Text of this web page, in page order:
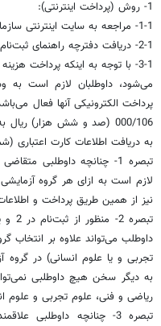
1- روش (پرداخت اینترنتی):
1-1- مراجعه به سایت اینترنتی سازمان به نشانی: www.sanjesh.org
2-1- دریافت دفترچه راهنمای ثبت‌نام (دفترچه شماره 1) از طریق سایت سازمان.
3-1- با توجه به اینکه پرداخت
می‌شود، داوطلبان لازم است
پرداخت الکترونیکی آنها فعال
000/106 (صد و شش هزار)
به دریافت اطلاعات کارت اعتباری
نیز از همین طریق پرداخت و
داوطلب می‌تواند علاوه بر انتخاب
تجربی و یا علوم انسانی) در
به دیگر سخن هیچ داوطلبی
ریاضی و فنی، علوم تجربی و علوم
تبصره 3- چنانچه